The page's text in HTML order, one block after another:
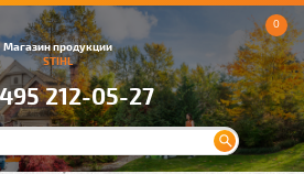
Магазин продукции
STIHL
212-05-27
0